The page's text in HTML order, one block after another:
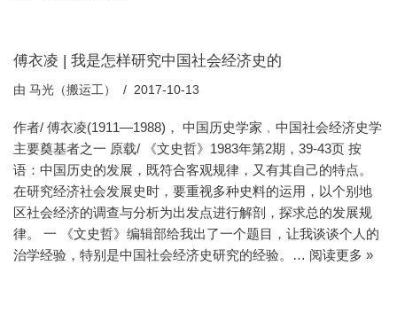
傅衣凌 | 我是怎样研究中国社会经济史的
由 马光（搬运工） 2017-10-13
作者/ 傅衣凌(1911—1988)， 中国历史学家﹐中国社会经济史学
主要奠基者之一 原载/ 《文史哲》1983年第2期，39-43页 按
语：中国历史的发展，既符合客观规律，又有其自己的特点。
在研究经济社会发展史时，要重视多种史料的运用，以个别地
区社会经济的调查与分析为出发点进行解剖，探求总的发展规
律。 一 《文史哲》编辑部给我出了一个题目，让我谈谈个人的
治学经验，特别是中国社会经济史研究的经验。… 阅读更多 »